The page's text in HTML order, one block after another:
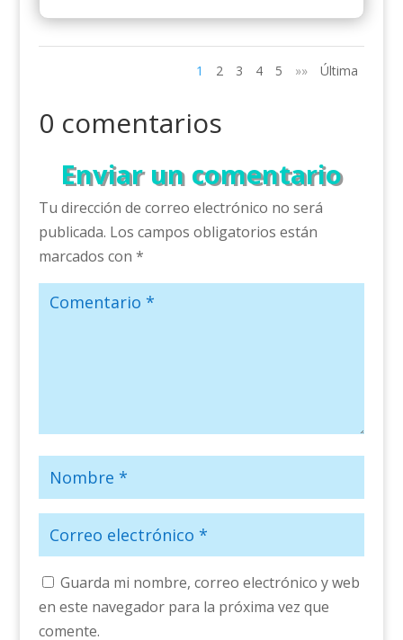
1 2 3 4 5 »» Última
0 comentarios
Enviar un comentario
Tu dirección de correo electrónico no será
publicada. Los campos obligatorios están
marcados con *
Guarda mi nombre, correo electrónico y web
en este navegador para la próxima vez que
comente.